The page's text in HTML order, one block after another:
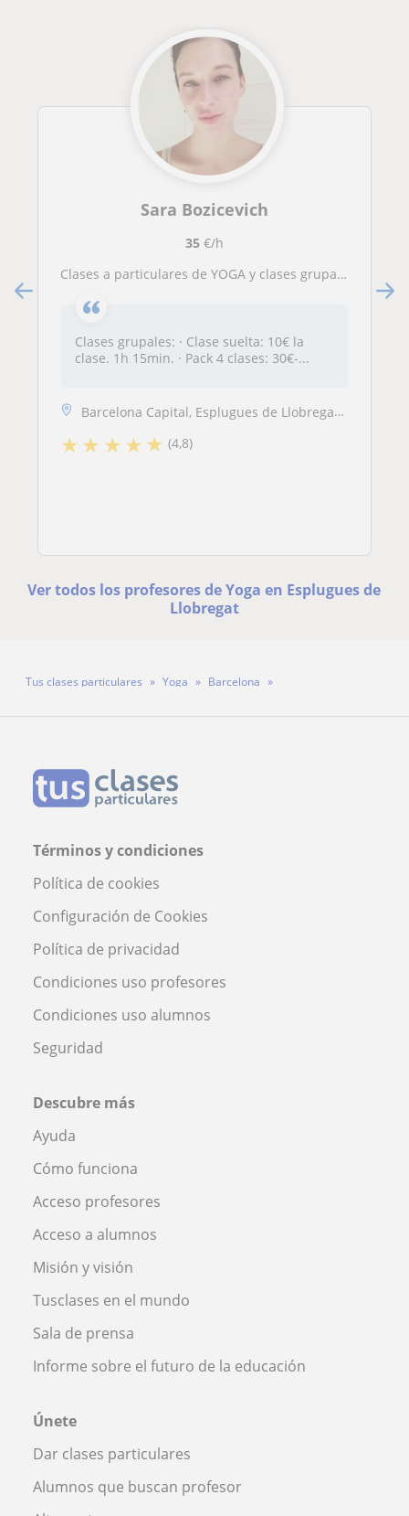
Sara Bozicevich
35€/h
Clases a particulares de YOGA y clases grupales en el parque
Clases grupales: · Clase suelta: 10€ la
clase. 1h 15min. · Pack 4 clases: 30€-...
Barcelona Capital, Esplugues de Llobregat, Hospitalet de Llobregat, Sa...
★★ ★★★ (4,8)
Ver todos los profesores de Yoga en Esplugues de
Llobregat
Tus clases particulares Yoga
Barcelona
Términos y condiciones
Política de cookies
Configuración de Cookies
Política de privacidad
Condiciones uso profesores
Condiciones uso alumnos
Seguridad
Descubre más
Ayuda
Cómo funciona
Acceso profesores
Acceso a alumnos
Misión y visión
Tusclases en el mundo
Sala de prensa
Informe sobre el futuro de la educación
Únete
Dar clases particulares
Alumnos que buscan profesor